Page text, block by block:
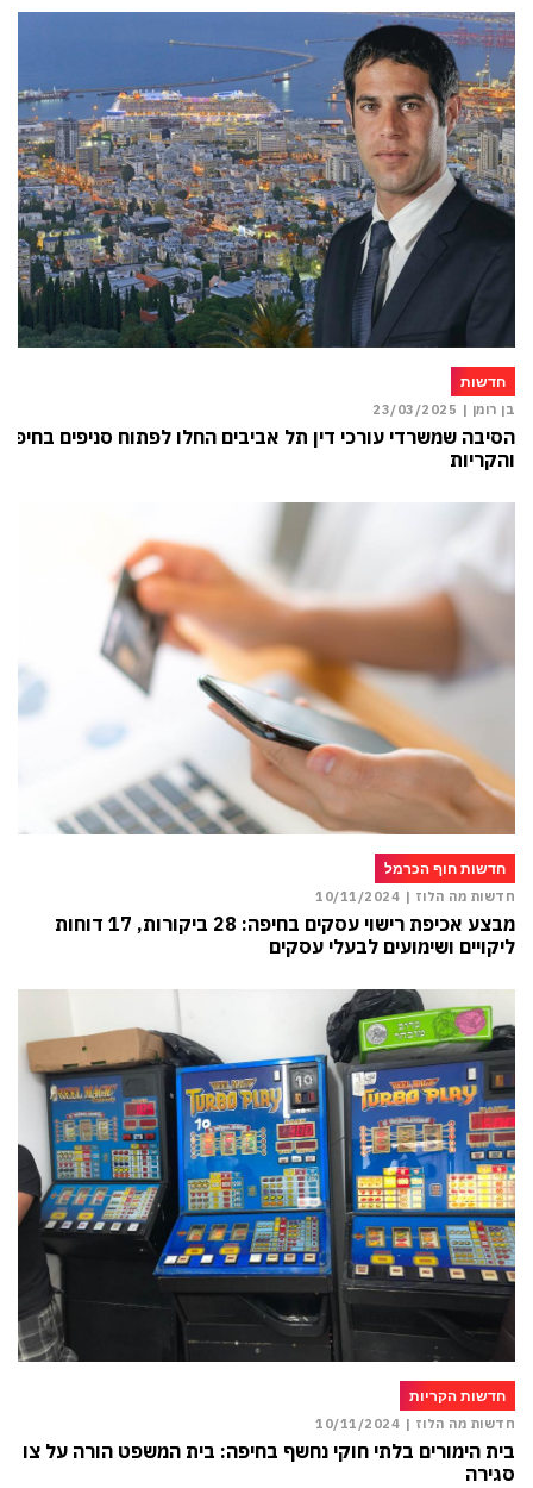
חדשות
בן רומן | 23/03/2025
הסיבה שמשרדי עורכי דין תל אביבים החלו לפתוח סניפים בחיפה
והקריות
חדשות חוף הכרמל
חדשות מה הלוז | 10/11/2024
מבצע אכיפת רישוי עסקים בחיפה: 28 ביקורות, 17 דוחות
ליקויים ושימועים לבעלי עסקים
חדשות הקריות
חדשות מה הלוז | 10/11/2024
בית הימורים בלתי חוקי נחשף בחיפה: בית המשפט הורה על צו
סגירה